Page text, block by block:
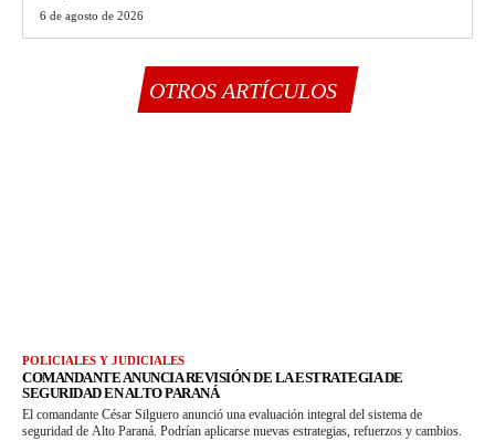
6 de agosto de 2026
OTROS ARTÍCULOS
POLICIALES Y JUDICIALES
COMANDANTE ANUNCIA REVISIÓN DE LA ESTRATEGIA DE
SEGURIDAD EN ALTO PARANÁ
El comandante César Silguero anunció una evaluación integral del sistema de
seguridad de Alto Paraná. Podrían aplicarse nuevas estrategias, refuerzos y cambios.